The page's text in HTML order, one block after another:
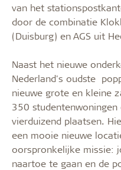
van het
door de combinatie
(Duisburg) en AGS uit
Naast het nieuwe
Nederland's oudste
nieuwe grote en kleine
350
vierduizend plaatsen.
een mooie nieuwe
oorspronkelijke missie:
naartoe te gaan en de